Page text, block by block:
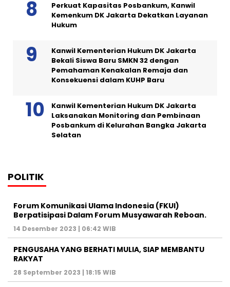
Perkuat Kapasitas Posbankum, Kanwil
Kemenkum DK Jakarta Dekatkan Layanan
Hukum
Kanwil Kementerian Hukum DK Jakarta
Bekali Siswa Baru SMKN 32 dengan
Pemahaman Kenakalan Remaja dan
Konsekuensi dalam KUHP Baru
Kanwil Kementerian Hukum DK Jakarta
Laksanakan Monitoring dan Pembinaan
Posbankum di Kelurahan Bangka Jakarta
Selatan
POLITIK
Forum Komunikasi Ulama Indonesia (FKUI)
Berpatisipasi Dalam Forum Musyawarah Reboan.
14 Desember 2023 | 06:42 WIB
PENGUSAHA YANG BERHATI MULIA, SIAP MEMBANTU
RAKYAT
28 September 2023 | 18:15 WIB